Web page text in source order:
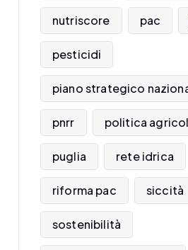
nutriscore pac
pesticidi
piano strategico
pnrr politica
puglia rete idrica
riforma pac siccità
sostenibilità